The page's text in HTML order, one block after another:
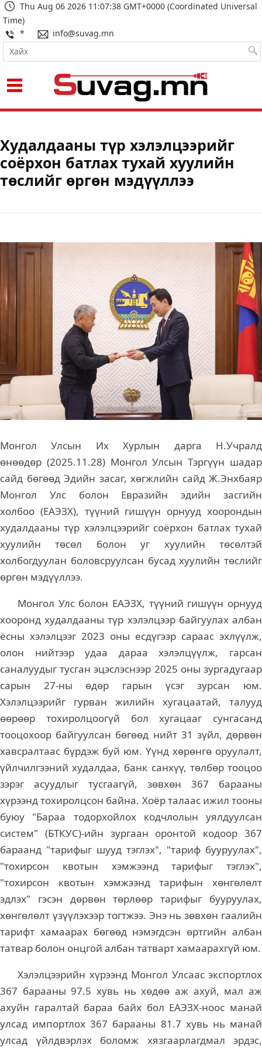
Thu Aug 06 2026 11:07:39 GMT+0000 (Coordinated Universal
Time)
*
info@suvag.mn
Худалдааны түр хэлэлцээрийг
соёрхон батлах тухай хуулийн
төслийг өргөн мэдүүллээ
Монгол Улсын Их Хурлын дарга Н.Учралд
өнөөдөр (2025.11.28) Монгол Улсын Тэргүүн шадар
сайд бөгөөд Эдийн засаг, хөгжлийн сайд Ж.Энхбаяр
Монгол Улс болон Евразийн эдийн засгийн
холбоо (ЕАЭЗХ), түүний гишүүн орнууд хоорондын
худалдааны түр хэлэлцээрийг соёрхон батлах тухай
хуулийн төсөл болон уг хуулийн төсөлтэй
холбогдуулан боловсруулсан бусад хуулийн төслийг
өргөн мэдүүллээ.
Монгол Улс болон ЕАЭЗХ, түүний гишүүн орнууд
хооронд худалдааны түр хэлэлцээр байгуулах албан
ёсны хэлэлцээг 2023 оны есдүгээр сараас эхлүүлж,
олон нийтээр удаа дараа хэлэлцүүлж, гарсан
саналуудыг тусган эцэслэснээр 2025 оны зургадугаар
сарын 27-ны өдөр гарын үсэг зурсан юм.
Хэлэлцээрийг гурван жилийн хугацаатай, талууд
өөрөөр тохиролцоогүй бол хугацааг сунгасанд
тооцохоор байгуулсан бөгөөд нийт 31 зүйл, дөрвөн
хавсралтаас бүрдэж буй юм. Үүнд хөрөнгө оруулалт,
үйлчилгээний худалдаа, банк санхүү, төлбөр тооцоо
зэрэг асуудлыг тусгаагүй, зөвхөн 367 барааны
хүрээнд тохиролцсон байна. Хоёр талаас ижил тооны
буюу "Бараа тодорхойлох кодчлолын уялдуулсан
систем" (БТКУС)-ийн зургаан оронтой кодоор 367
бараанд "тарифыг шууд тэглэх", "тариф бууруулах",
"тохирсон квотын хэмжээнд тарифыг тэглэх",
"тохирсон квотын хэмжээнд тарифын хөнгөлөлт
эдлэх" гэсэн дөрвөн төрлөөр тарифыг бууруулах,
хөнгөлөлт үзүүлэхээр тогтжээ. Энэ нь зөвхөн гаалийн
тарифт хамаарах бөгөөд нэмэгдсэн өртгийн албан
татвар болон онцгой албан татварт хамаарахгүй юм.
Хэлэлцээрийн хүрээнд Монгол Улсаас экспортлох
367 барааны 97.5 хувь нь хөдөө аж ахуй, мал аж
ахуйн гаралтай бараа байх бол ЕАЭЗХ-ноос манай
улсад импортлох 367 барааны 81.7 хувь нь манай
улсад үйлдвэрлэх боломж хязгаарлагдмал эрдэс,